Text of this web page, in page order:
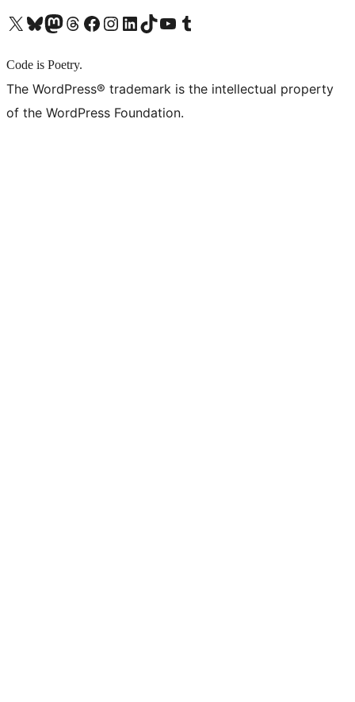
X (旧 Twitter) アカウントへBluesky アカウントへMastodon アカウントへThreads アカウントへ Facebook ページへInstagram アカウントへ LinkedIn アカウントへTikTok アカウントへYouTube チャンネルへ Tumblr アカウントへ
Code is Poetry.
The WordPress® trademark is the intellectual property
of the WordPress Foundation.